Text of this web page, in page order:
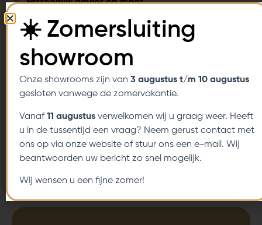
Persoonlijk advies op maat
Tot wel 5 jaar garantie
Flexibele betalingsmogelijkheden
Thuisproefzitservice
Klantgerichte service
Laagste prijsgarantie
Servicedekking Nederland en Belgie
☀️ Zomersluiting
showroom
Onze showrooms zijn van 3 augustus t/m 10 augustus
gesloten vanwege de zomervakantie.
Vanaf11 augustus verwelkomen wij u graag weer. Heeft
u in de tussentijd een vraag? Neem gerust contact met
ons op via onze website of stuur ons een e-mail. Wij
beantwoorden uw bericht zo snel mogelijk.
Wij wensen u een fijne zomer!